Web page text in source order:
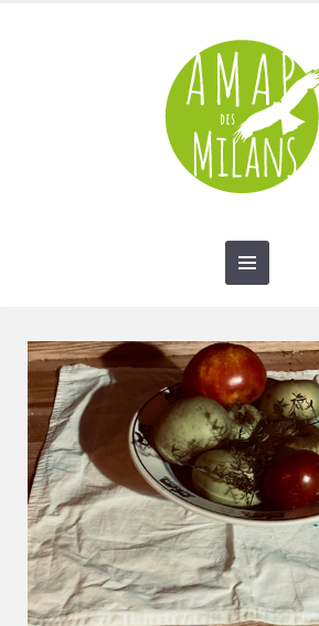
contact@amap-des-milans.fr